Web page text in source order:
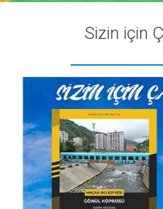
Sizin için